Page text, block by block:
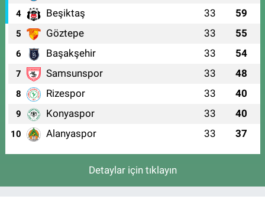
4 Beşiktaş 33 59
5 Göztepe 33 55
6 Başakşehir 33 54
7 Samsunspor 33 48
8 Rizespor 33 40
9 Konyaspor 33 40
10 Alanyaspor 33 37
Detaylar için tıklayın